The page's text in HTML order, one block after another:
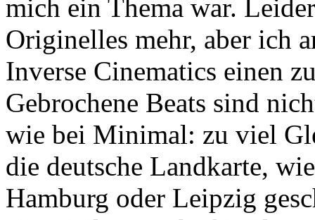
mich ein Thema war.
Originelles mehr, aber ich
Inverse Cinematics einen
Gebrochene Beats sind
wie bei Minimal: zu viel
die deutsche Landkarte,
Hamburg oder Leipzig